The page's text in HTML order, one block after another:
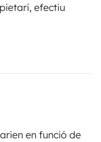
efectiu
en funció de